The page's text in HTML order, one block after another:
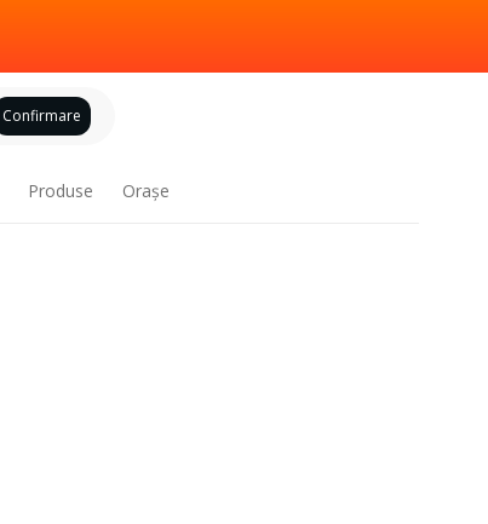
Confirmare
Produse Oraşe